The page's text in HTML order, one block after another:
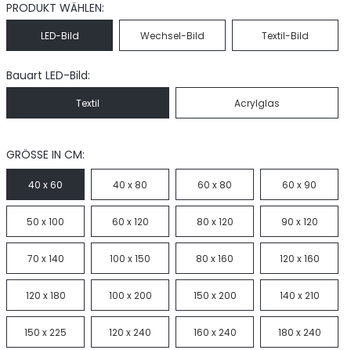
PRODUKT WÄHLEN:
LED-Bild Wechsel-Bild Textil-Bild
Bauart LED-Bild:
Textil Acrylglas
GRÖSSE IN CM:
40 x 60 40 x 80 60 x 80 60 x 90
50 x 100 60 x 120 80 x 120 90 x 120
70 x 140 100 x 150 80 x 160 120 x 160
120 x 180 100 x 200 150 x 200 140 x 210
150 x 225 120 x 240 160 x 240 180 x 240